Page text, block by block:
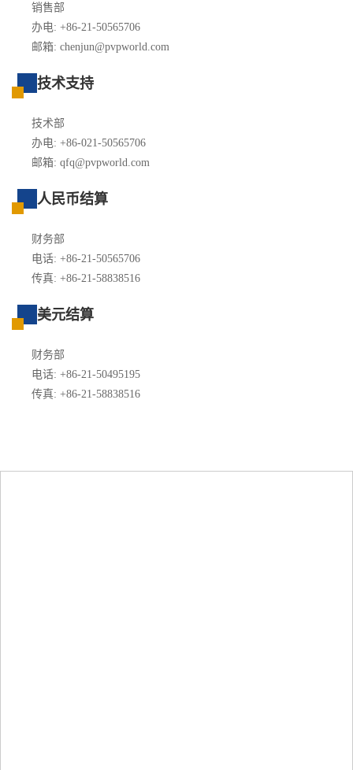
销售部
办电: +86-21-50565706
邮箱: chenjun@pvpworld.com
技术支持
技术部
办电: +86-021-50565706
邮箱: qfq@pvpworld.com
人民币结算
财务部
电话: +86-21-50565706
传真: +86-21-58838516
美元结算
财务部
电话: +86-21-50495195
传真: +86-21-58838516